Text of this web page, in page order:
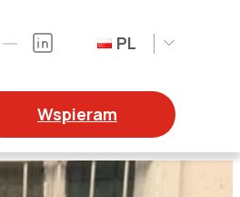
LinkedIn PL
Wspieram